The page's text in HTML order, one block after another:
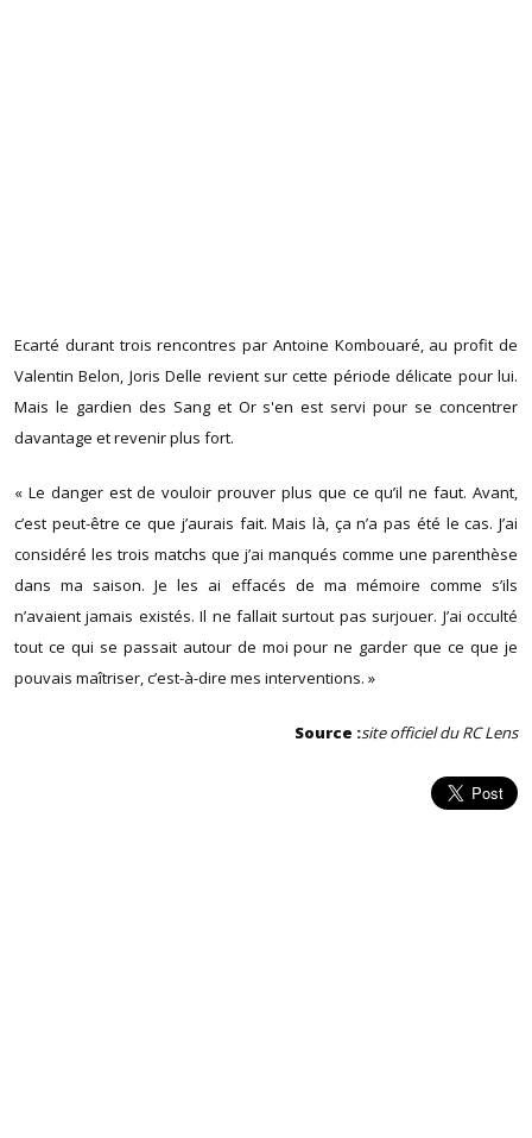
Ecarté durant trois rencontres par Antoine Kombouaré, au profit de
Valentin Belon, Joris Delle revient sur cette période délicate pour lui.
Mais le gardien des Sang et Or s'en est servi pour se concentrer
davantage et revenir plus fort.
« Le danger est de vouloir prouver plus que ce qu’il ne faut. Avant,
c’est peut-être ce que j’aurais fait. Mais là, ça n’a pas été le cas. J’ai
considéré les trois matchs que j’ai manqués comme une parenthèse
dans ma saison. Je les ai effacés de ma mémoire comme s’ils
n’avaient jamais existés. Il ne fallait surtout pas surjouer. J’ai occulté
tout ce qui se passait autour de moi pour ne garder que ce que je
pouvais maîtriser, c’est-à-dire mes interventions. »
Source :site officiel du RC Lens